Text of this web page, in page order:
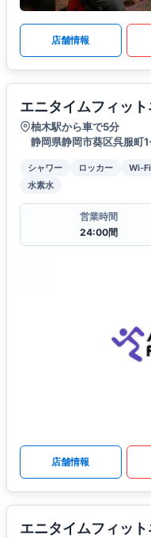
店舗情報
エニタイムフィッ
柚木駅から車で5分
静岡県静岡市葵区呉服町
シャワー ロッカー Wi-Fi
水素水
営業時間
24:00間
店舗情報
エニタイムフィッ